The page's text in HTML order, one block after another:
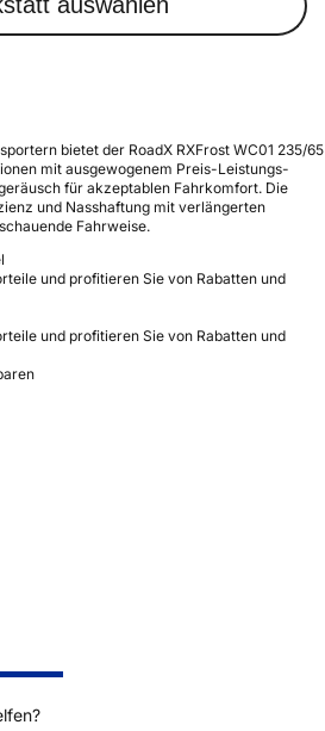
bietet der RoadX RXFrost WC01 235/65
mit ausgewogenem Preis-Leistungs-
für akzeptablen Fahrkomfort. Die
und Nasshaftung mit verlängerten
Fahrweise.
und profitieren Sie von Rabatten und
und profitieren Sie von Rabatten und